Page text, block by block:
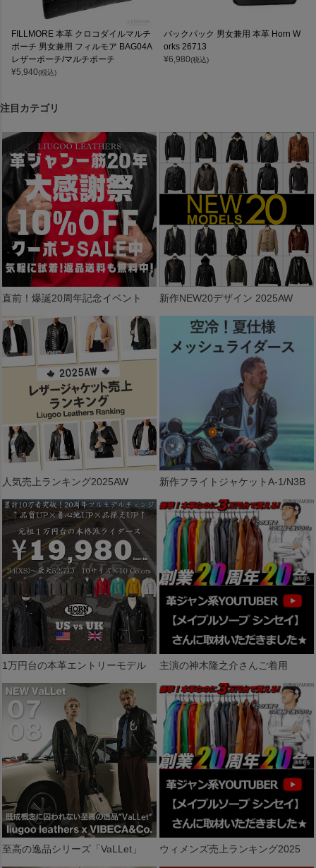
FILLMORE 本革 クロコダイルマルチ
ポーチ 男女兼用 フィルモア BAG04A
レザーポーチ/マルチポーチ
¥5,940(税込)
バックパック 男女兼用 本革 Horn W
orks 26713
¥6,980(税込)
注目カテゴリ
直前！爆誕20周年記念イベント 新作NEW20デザイン 2025AW
人気売上ランキング2025AW 新作フライトジャケットA-1/N3B
1万円台の本革エントリーモデル 主演の神木隆之介さんご着用
至高の逸品シリーズ「VaLLet」 ウィメンズ売上ランキング2025